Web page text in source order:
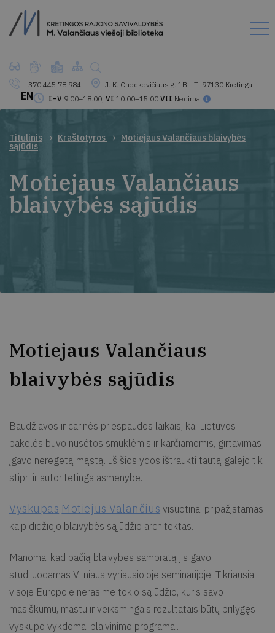
+370 445 78 984
J. K. Chodkevičiaus g. 1B, LT–97130 Kretinga
I–V 9.00–18.00, VI 10.00–15.00 VII Nedirba
EN
Titulinis Kraštotyros Motiejaus Valančiaus blaivybės
sąjūdis
Motiejaus Valančiaus
blaivybės sąjūdis
Motiejaus Valančiaus
blaivybės sąjūdis
Baudžiavos ir carinės priespaudos laikais, kai Lietuvos
pakelės buvo nusėtos smuklėmis ir karčiamomis, girtavimas
įgavo neregėtą mąstą. Iš šios ydos ištraukti tautą galėjo tik
stipri ir autoritetinga asmenybė.
Vyskupas Motiejus Valančius visuotinai pripažįstamas
kaip didžiojo blaivybės sąjūdžio architektas.
Manoma, kad pačią blaivybės sampratą jis gavo
studijuodamas Vilniaus vyriausiojoje seminarijoje. Tikriausiai
visoje Europoje nerasime tokio sąjūdžio, kuris savo
masiškumu, mastu ir veiksmingais rezultatais būtų prilygęs
vyskupo vykdomai blaivinimo programai.